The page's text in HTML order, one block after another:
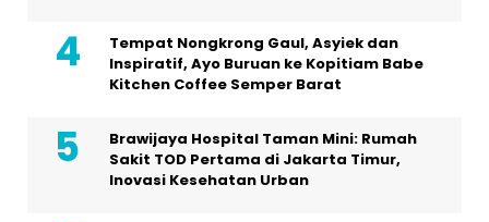
Tempat Nongkrong Gaul, Asyiek dan
Inspiratif, Ayo Buruan ke Kopitiam Babe
Kitchen Coffee Semper Barat
Brawijaya Hospital Taman Mini: Rumah
Sakit TOD Pertama di Jakarta Timur,
Inovasi Kesehatan Urban